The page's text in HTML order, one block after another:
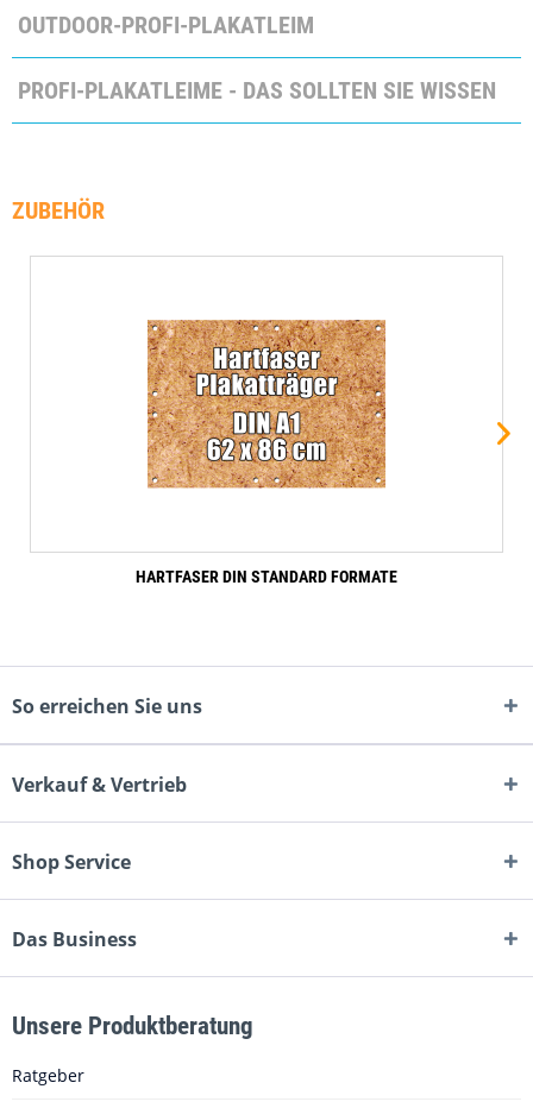
OUTDOOR-PROFI-PLAKATLEIM
PROFI-PLAKATLEIME - DAS SOLLTEN SIE WISSEN
ZUBEHÖR
HARTFASER DIN STANDARD FORMATE
So erreichen Sie uns
Verkauf & Vertrieb
Shop Service
Das Business
Unsere Produktberatung
Ratgeber